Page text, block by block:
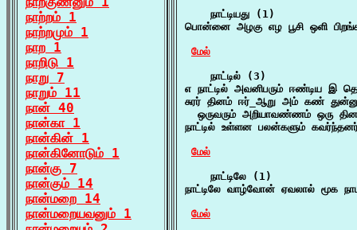
நாற்றம் 1
நாற்றமும் 1
நாற 1
நாறிடு 1
நாறு 7
நாறும் 11
நான் 40
நான்கா 1
நான்கின் 1
நான்கினோடும் 1
நான்கு 7
நான்கும் 14
நான்மறை 14
நான்மறையவனும் 1
    நாட்டியது (1)
பொன்னை அழகு எழ பூசி ஒளி
மேல்
    நாட்டில் (3)
எ நாட்டில் அவனிபரும் ஈண்டிய இ
சுரர் தினம் ஈர்_ஆறு அம் கண்
ஒருவரும் அறியாவண்ணம் ஒரு
நாட்டில் உள்ளன பலன்களும்
மேல்
    நாட்டிலே (1)
நாட்டிலே வாழ்வோன் ஏவலால்
மேல்